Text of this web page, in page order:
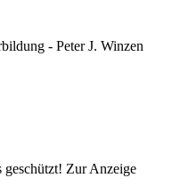
- Peter J. Winzen
geschützt! Zur Anzeige